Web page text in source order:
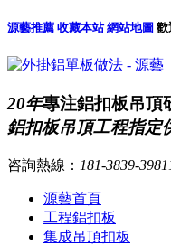
源藝推薦 收藏本站 網站地圖 歡
20年專注鋁扣板吊頂
鋁扣板吊頂工程指定
咨詢熱線： 181-3839-3981
源藝首頁
工程鋁扣板
集成吊頂扣板